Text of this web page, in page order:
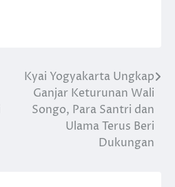
Kyai Yogyakarta Ungkap
Ganjar Keturunan Wali
Songo, Para Santri dan
Ulama Terus Beri
Dukungan